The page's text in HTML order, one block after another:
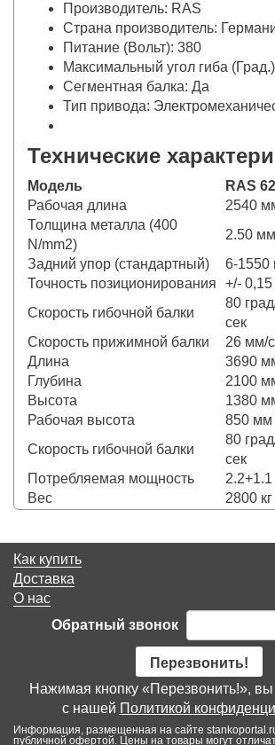
Производитель: RAS
Страна производитель:
Питание (Вольт): 380
Максимальный угол гиба
Сегментная балка: Да
Тип привода:
Технические
Модель RAS
Рабочая длина
2540
Толщина металла (400
N/mm2)
2.50 мм
Задний упор (стандартный)
6-1550
Точность позиционирования
+/-
Скорость гибочной балки
80
сек
Скорость прижимной балки
26 мм/
Длина
3690
Глубина
2100
Высота
1380
Рабочая высота
850 мм
Скорость гибочной балки
80
сек
Потребляемая мощность
2.2+1.1
Вес
2800 кг
Как купить
Доставка
О нас
Обратный звонок
Перезвонить!
Нажимая кнопку «Перезвонить!», вы
с нашей Политикой
Информация, размещенная на сайте
публичной офертой. Цены на товары могут